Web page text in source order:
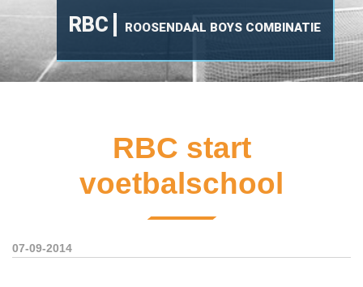
RBC ROOSENDAAL BOYS COMBINATIE
RBC start
voetbalschool
07-09-2014